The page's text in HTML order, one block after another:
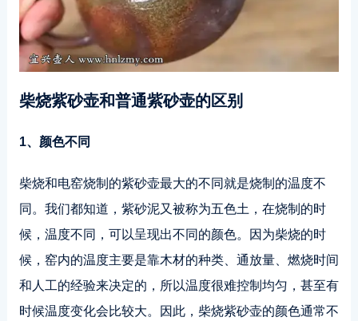
柴烧紫砂壶和普通紫砂壶的区别
1、颜色不同
柴烧和电窑烧制的紫砂壶最大的不同就是烧制的温度不
同。我们都知道，紫砂泥又被称为五色土，在烧制的时
候，温度不同，可以呈现出不同的颜色。因为柴烧的时
候，窑内的温度主要是靠木材的种类、通放量、燃烧时间
和人工的经验来决定的，所以温度很难控制均匀，甚至有
时候温度变化会比较大。因此，柴烧紫砂壶的颜色通常不